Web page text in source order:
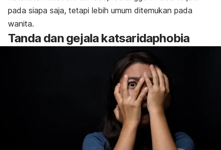
pada siapa saja, tetapi lebih umum ditemukan pada
wanita.
Tanda dan gejala katsaridaphobia